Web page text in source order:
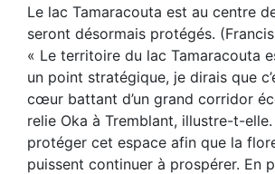
Le lac Tamaracouta est au centre
seront désormais protégés.
« Le territoire du lac Tamaracouta
un point stratégique, je dirais que
cœur battant d’un grand corridor
relie Oka à Tremblant, illustre-t-
protéger cet espace afin que la
puissent continuer à prospérer. En